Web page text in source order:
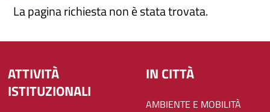
La pagina richiesta non è stata trovata.
ATTIVITÀ
ISTITUZIONALI
IN CITTÀ
AMBIENTE E MOBILITÀ